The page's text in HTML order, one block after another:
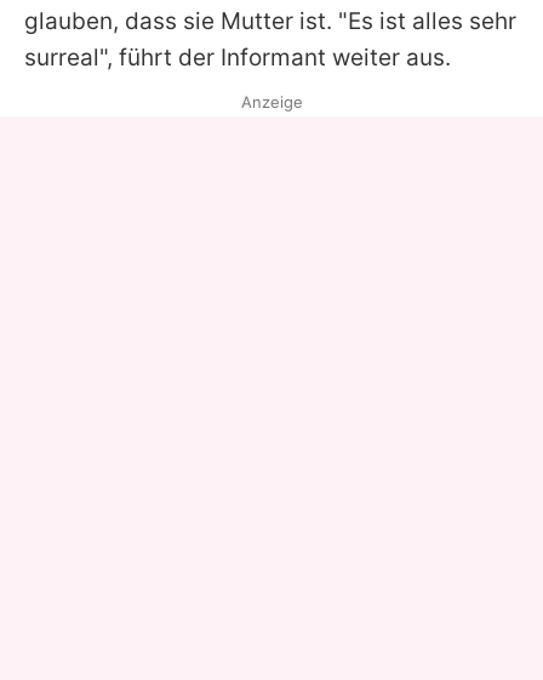
glauben, dass sie Mutter ist. "Es ist alles sehr
surreal", führt der Informant weiter aus.
Anzeige